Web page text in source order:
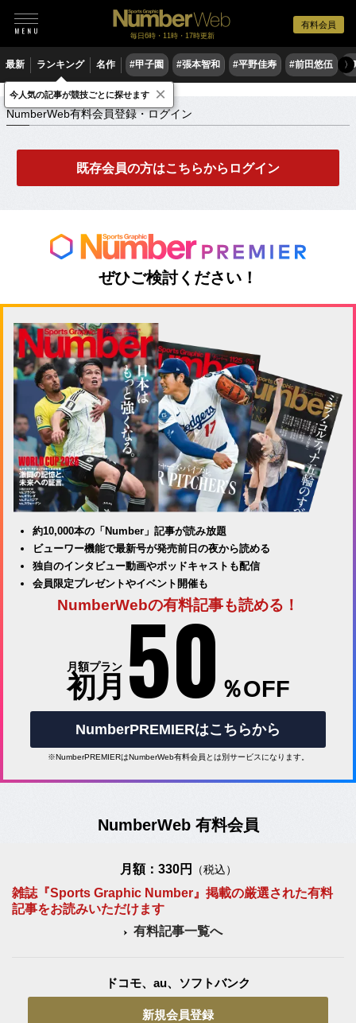
有料会員
毎日6時・11時・17時更新
最新 ランキング 名作 #甲子園 #張本智和 #平野佳寿 #前田悠伍 〉
NumberWeb有料会員登録・ログイン
NumberWeb有料会員登録・ログイン
既存会員の方はこちらからログイン
ぜひご検討ください！
約10,000本の「Number」記事が読み放題
ビューワー機能で最新号が発売前日の夜から読める
独自のインタビュー動画やポッドキャストも配信
会員限定プレゼントやイベント開催も
NumberWebの有料記事も読める！
月額プラン
初月 50 ％OFF
NumberPREMIERはこちらから
※NumberPREMIERはNumberWeb有料会員とは別サービスになります。
NumberWeb 有料会員
月額：330円 （税込）
雑誌『Sports Graphic Number』掲載の厳選された有料
記事をお読みいただけます
有料記事一覧へ
ドコモ、au、ソフトバンク
新規会員登録
今人気の記事が競技ごとに探せます ×